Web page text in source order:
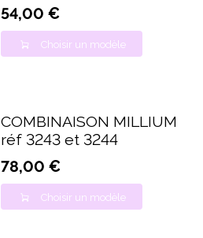
54,00 €
Choisir un modèle
COMBINAISON MILLIUM
réf 3243 et 3244
78,00 €
Choisir un modèle